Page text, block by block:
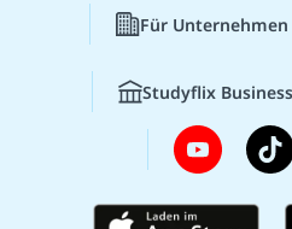
Für Unternehmen
Studyflix Business